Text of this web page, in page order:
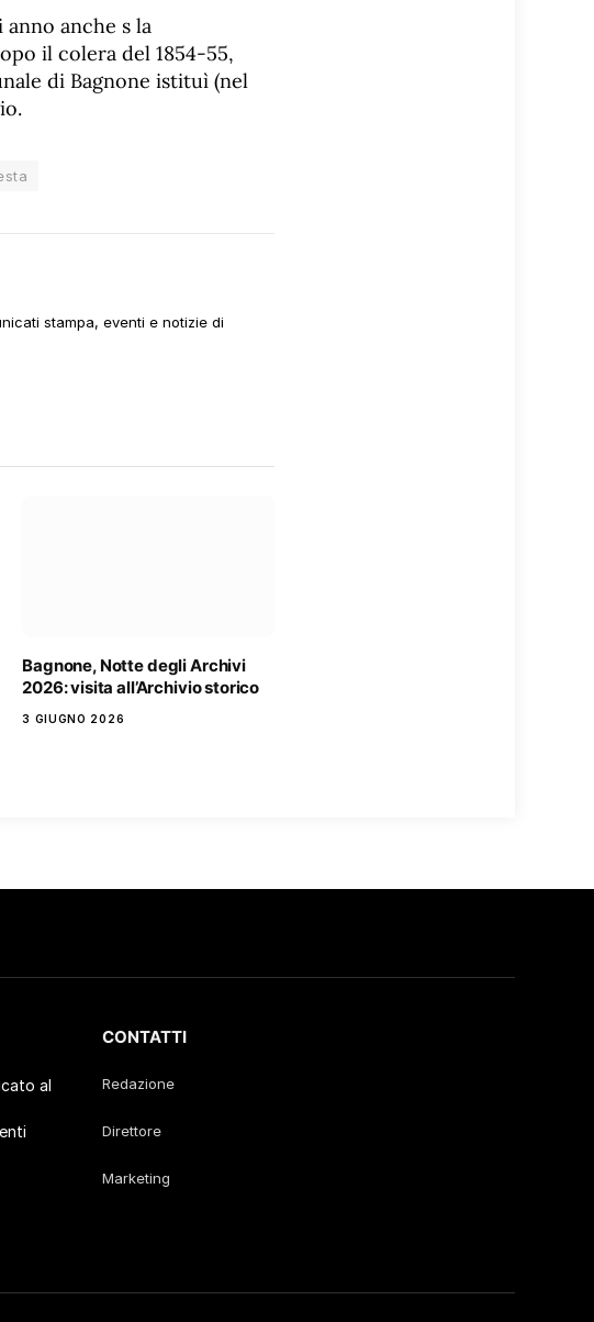
anno anche s la
il colera del 1854-55,
di Bagnone istituì (nel
stampa, eventi e notizie di
Bagnone, Notte degli Archivi
2026: visita all’Archivio storico
3 GIUGNO 2026
al
CONTATTI
Redazione
Direttore
Marketing